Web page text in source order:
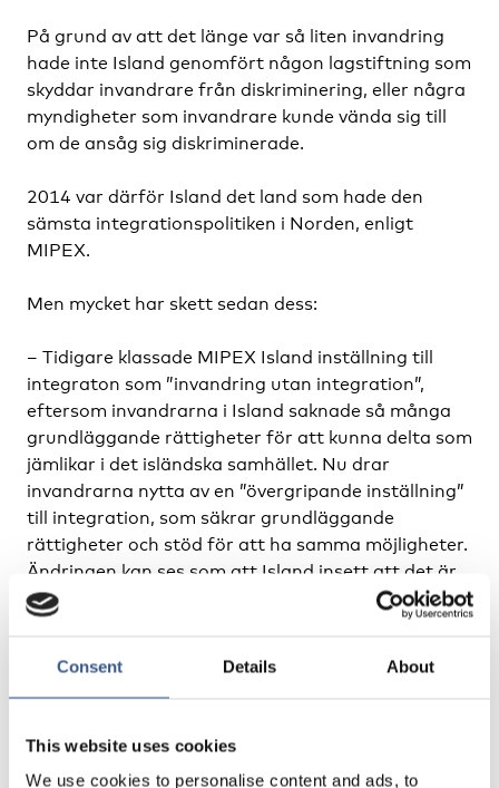
Consent Details About
This website uses cookies
We use cookies to personalise content and ads, to
På grund av att det länge var så liten invandring
hade inte Island genomfört någon lagstiftning som
skyddar invandrare från diskriminering, eller några
myndigheter som invandrare kunde vända sig till
om de ansåg sig diskriminerade.
2014 var därför Island det land som hade den
sämsta integrationspolitiken i Norden, enligt
MIPEX.
Men mycket har skett sedan dess:
– Tidigare klassade MIPEX Island inställning till
integraton som ”invandring utan integration”,
eftersom invandrarna i Island saknade så många
grundläggande rättigheter för att kunna delta som
jämlikar i det isländska samhället. Nu drar
invandrarna nytta av en ”övergripande inställning”
till integration, som säkrar grundläggande
rättigheter och stöd för att ha samma möjligheter.
Ändringen kan ses som att Island insett att det är
ett invandringslan på samma sätt som alla andra
västeuropeiska länder.
Framförallt nämns den lagstiftning som införts
som skyddar både islänningar och invandrare från
religion; upprättandet av ett